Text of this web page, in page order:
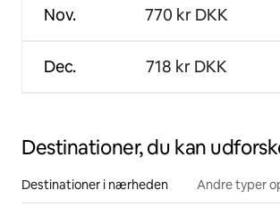
Nov.
Dec.
770 kr DKK
718 kr DKK
Destinationer, du kan
Destinationer i nærheden Andre typer